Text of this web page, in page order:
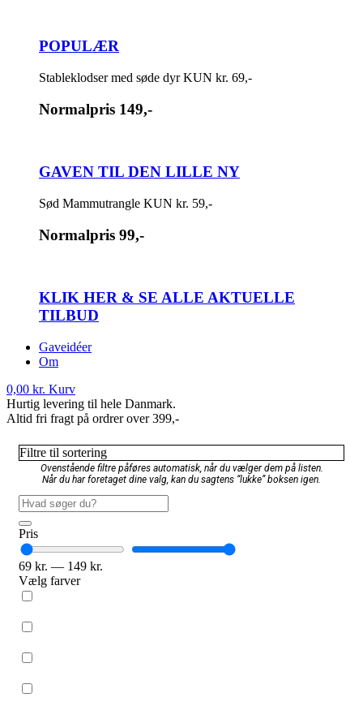
POPULÆR
Stableklodser med søde dyr KUN kr. 69,-
Normalpris 149,-
GAVEN TIL DEN LILLE NY
Sød Mammutrangle KUN kr. 59,-
Normalpris 99,-
KLIK HER & SE ALLE AKTUELLE
TILBUD
Gaveidéer
Om
0,00 kr. Kurv
Hurtig levering til hele Danmark.
Altid fri fragt på ordrer over 399,-
Filtre til sortering
Ovenstående filtre påføres automatisk, når du vælger dem på listen.
Når du har foretaget dine valg, kan du sagtens “lukke” boksen igen.
Pris
69 kr. — 149 kr.
Vælg farver